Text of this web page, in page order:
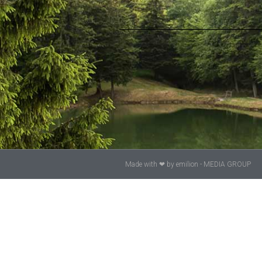
Made with ❤ by emilion - MEDIA GROUP